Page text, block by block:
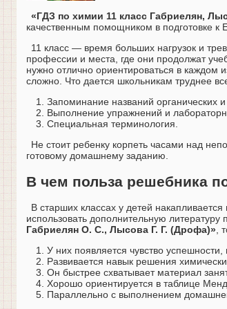
«ГДЗ по химии 11 класс Габриелян,
качественным помощником в подготовке
11 класс — время больших нагрузок и
профессии и места, где они продолжат
нужно отлично ориентироваться в каждом
сложно. Что дается школьникам труднее
Запоминание названий органических
Выполнение упражнений и
Специальная терминология.
Не стоит ребенку корпеть часами над
готовому домашнему заданию.
В чем польза решебника
В старших классах у детей
использовать дополнительную
Габриелян О. С., Лысова Г. Г. (Дрофа)» ,
У них появляется чувство
Развивается навык решения
Он быстрее схватывает материал
Хорошо ориентируется в таблице
Параллельно с выполнением